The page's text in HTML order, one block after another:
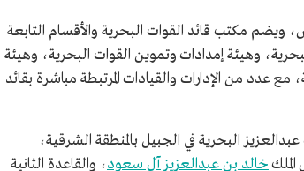
ويضم مكتب قائد القوات البحرية والأقسام التابعة
وهيئة إمدادات وتموين القوات البحرية، وهيئة
عدد من الإدارات والقيادات المرتبطة مباشرة بقائد
البحرية في الجبيل بالمنطقة الشرقية،
خالد بن عبدالعزيز آل سعود، والقاعدة الثانية